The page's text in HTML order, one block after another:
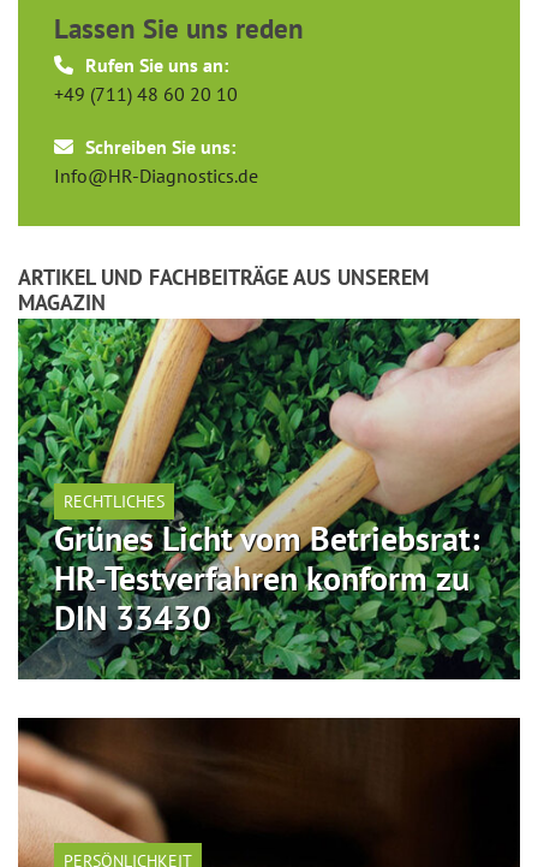
Lassen Sie uns reden
Rufen Sie uns an:
+49 (711) 48 60 20 10
Schreiben Sie uns:
Info@HR-Diagnostics.de
ARTIKEL UND FACHBEITRÄGE AUS UNSEREM
MAGAZIN
RECHTLICHES
Grünes Licht vom Betriebsrat:
HR-Testverfahren konform zu
DIN 33430
PERSÖNLICHKEIT